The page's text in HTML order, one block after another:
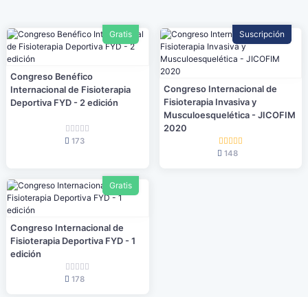
Gratis
Congreso Benéfico
Internacional de Fisioterapia
Deportiva FYD - 2 edición
173
Suscripción
Congreso Internacional de
Fisioterapia Invasiva y
Musculoesquelética - JICOFIM
2020
148
Gratis
Congreso Internacional de
Fisioterapia Deportiva FYD - 1
edición
178